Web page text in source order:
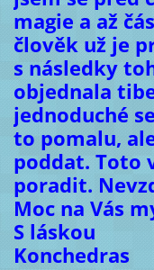
magie a až
člověk už je
s následky
objednala
jednoduché
to pomalu,
poddat. Toto
poradit.
Moc na Vás
S láskou
Konchedras